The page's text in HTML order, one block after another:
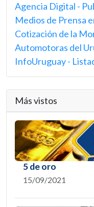
Agencia Digital -
Medios de Prensa
Cotización de la
Automotoras del
InfoUruguay -
Más vistos
5 de oro
15/09/2021